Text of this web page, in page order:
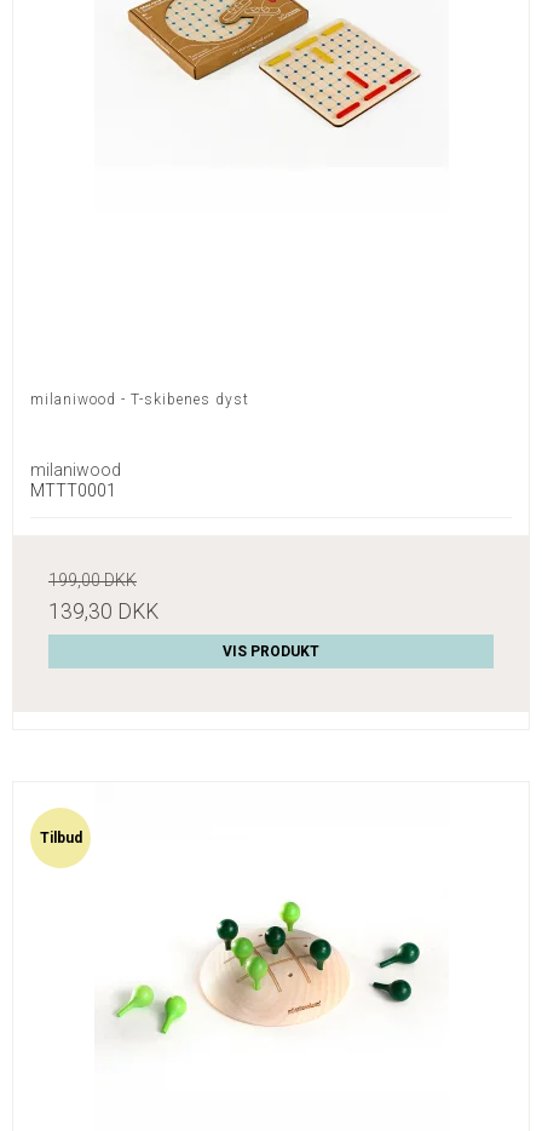
milaniwood - T-skibenes dyst
milaniwood
MTTT0001
199,00 DKK
139,30 DKK
VIS PRODUKT
Tilbud